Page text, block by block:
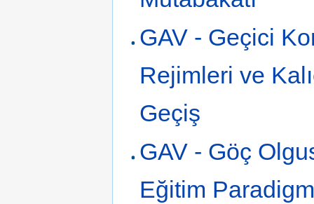
GAV - Geçici
Rejimleri ve
Geçiş
GAV - Göç
Eğitim